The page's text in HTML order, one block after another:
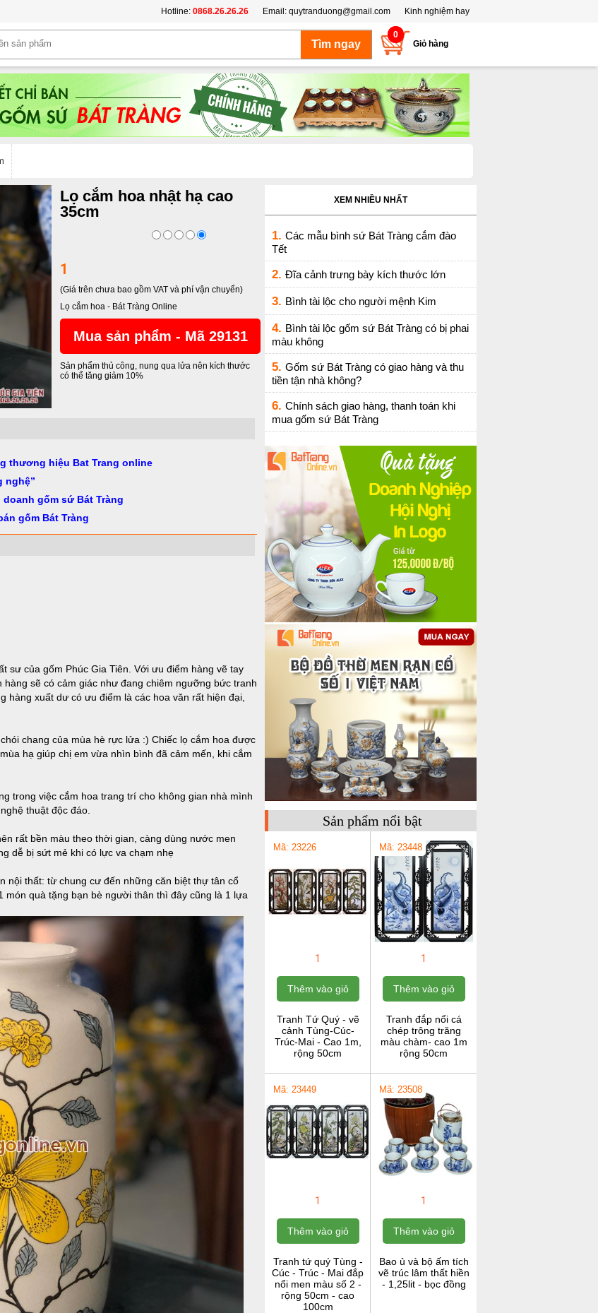
Hotline: 0868.26.26.26 Email: quytranduong@gmail.com Kinh nghiệm hay
0
Giỏ hàng
Lọ cắm hoa nhật hạ cao
35cm
1
(Giá trên chưa bao gồm VAT và phí vận chuyển)
Lọ cắm hoa - Bát Tràng Online
Mua sản phẩm - Mã 29131
Sản phẩm thủ công, nung qua lửa nên kích thước
có thể tăng giảm 10%
thương hiệu Bat Trang online
nghệ”
gốm sứ Bát Tràng
gốm Bát Tràng
sư của gốm Phúc Gia Tiên. Với ưu điểm hàng vẽ tay
sẽ có cảm giác như đang chiêm ngưỡng bức tranh
hàng xuất dư có ưu điểm là các hoa văn rất hiện đại,
chang của mùa hè rực lửa :) Chiếc lọ cắm hoa được
hạ giúp chị em vừa nhìn bình đã cảm mến, khi cắm
trong việc cắm hoa trang trí cho không gian nhà mình
thuật độc đáo.
rất bền màu theo thời gian, càng dùng nước men
dễ bị sứt mẻ khi có lực va chạm nhẹ
nội thất: từ chung cư đến những căn biệt thự tân cổ
quà tặng bạn bè người thân thì đây cũng là 1 lựa
XEM NHIỀU NHẤT
1. Các mẫu bình sứ Bát Tràng cắm đào
Tết
2. Đĩa cảnh trưng bày kích thước lớn
3. Bình tài lộc cho người mệnh Kim
4. Bình tài lộc gốm sứ Bát Tràng có bị phai
màu không
5. Gốm sứ Bát Tràng có giao hàng và thu
tiền tận nhà không?
6. Chính sách giao hàng, thanh toán khi
mua gốm sứ Bát Tràng
Sản phẩm nổi bật
Mã: 23226
1
Thêm vào giỏ
Tranh Tứ Quý - vẽ
cảnh Tùng-Cúc-
Trúc-Mai - Cao 1m,
rộng 50cm
Mã: 23448
1
Thêm vào giỏ
Tranh đắp nổi cá
chép trông trăng
màu chàm- cao 1m
rộng 50cm
Mã: 23449
1
Thêm vào giỏ
Tranh tứ quý Tùng -
Cúc - Trúc - Mai đắp
nổi men màu số 2 -
rộng 50cm - cao
100cm
Mã: 23508
1
Thêm vào giỏ
Bao ủ và bộ ấm tích
vẽ trúc lâm thất hiền
- 1,25lit - bọc đồng